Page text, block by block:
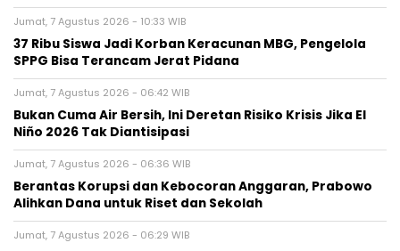
Jumat, 7 Agustus 2026 - 10:33 WIB
37 Ribu Siswa Jadi Korban Keracunan MBG, Pengelola
SPPG Bisa Terancam Jerat Pidana
Jumat, 7 Agustus 2026 - 06:42 WIB
Bukan Cuma Air Bersih, Ini Deretan Risiko Krisis Jika El
Niño 2026 Tak Diantisipasi
Jumat, 7 Agustus 2026 - 06:36 WIB
Berantas Korupsi dan Kebocoran Anggaran, Prabowo
Alihkan Dana untuk Riset dan Sekolah
Jumat, 7 Agustus 2026 - 06:29 WIB